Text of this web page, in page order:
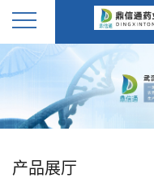
公
产品展厅